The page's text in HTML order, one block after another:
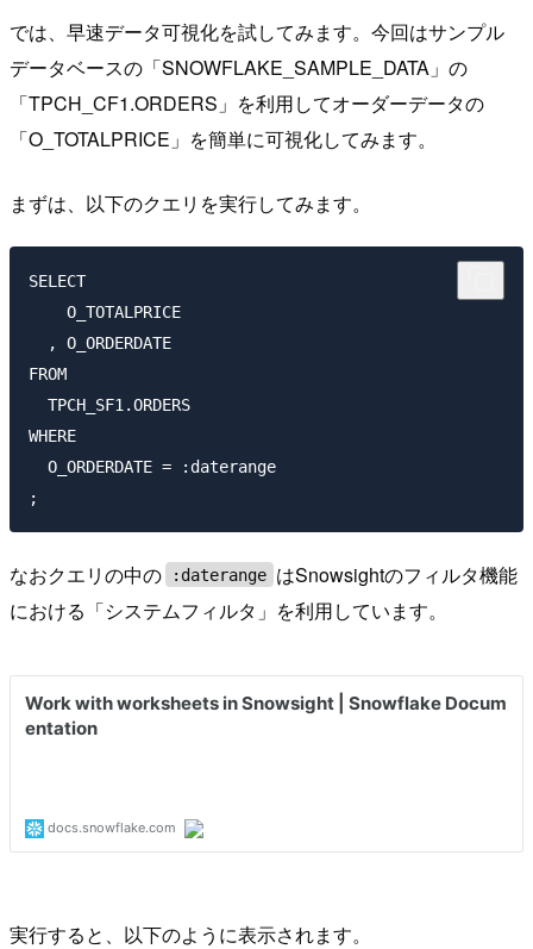
では、早速データ可視化を試してみます。今回はサンプル
データベースの「SNOWFLAKE_SAMPLE_DATA」の
「TPCH_CF1.ORDERS」を利用してオーダーデータの
「O_TOTALPRICE」を簡単に可視化してみます。
まずは、以下のクエリを実行してみます。
SELECT
    O_TOTALPRICE
  , O_ORDERDATE
FROM
  TPCH_SF1.ORDERS
WHERE
  O_ORDERDATE = :daterange
なおクエリの中の :daterange はSnowsightのフィルタ機能
における「システムフィルタ」を利用しています。
実行すると、以下のように表示されます。